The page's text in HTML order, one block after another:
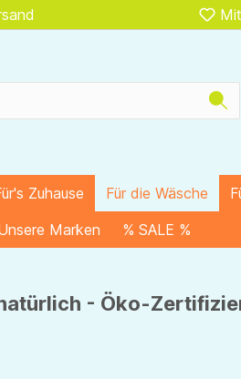
Zuhause Für die Wäsche
Marken
% SALE %
- Öko-